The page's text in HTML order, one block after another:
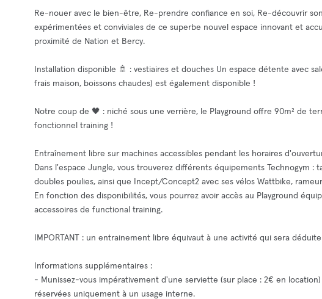
Re-nouer avec le bien-être, Re-prendre confiance en soi, Re-découvrir
expérimentées et conviviales de ce superbe nouvel espace innovant et
proximité de Nation et Bercy.
Installation disponible 🚿 : vestiaires et douches Un espace détente avec
frais maison, boissons chaudes) est également disponible !
Notre coup de 🖤 : niché sous une verrière, le Playground offre 90m² de
fonctionnel training !
Entraînement libre sur machines accessibles pendant les horaires
Dans l'espace Jungle, vous trouverez différents équipements Technogym :
doubles poulies, ainsi que Incept/Concept2 avec ses vélos Wattbike,
En fonction des disponibilités, vous pourrez avoir accès au Playground
accessoires de functional training.
IMPORTANT : un entrainement libre équivaut à une activité qui sera
Informations supplémentaires :
- Munissez-vous impérativement d'une serviette (sur place : 2€ en
réservées uniquement à un usage interne.